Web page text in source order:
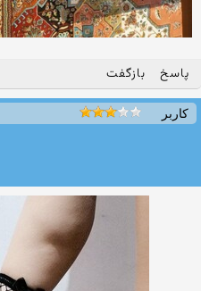
پاسخ بازگفت
کاربر